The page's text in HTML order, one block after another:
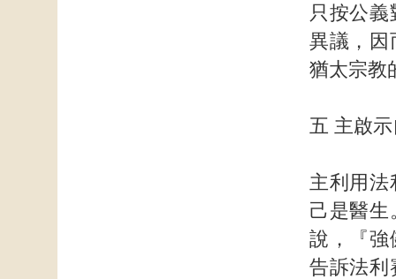
只按公
異議，因
猶太宗教
五 主啟
主利用法
己是醫生
說，『強
告訴法利